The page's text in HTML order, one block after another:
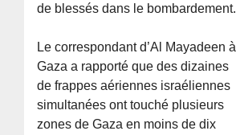
de blessés dans le bombardement.
Le correspondant d’Al Mayadeen à
Gaza a rapporté que des dizaines
de frappes aériennes israéliennes
simultanées ont touché plusieurs
zones de Gaza en moins de dix